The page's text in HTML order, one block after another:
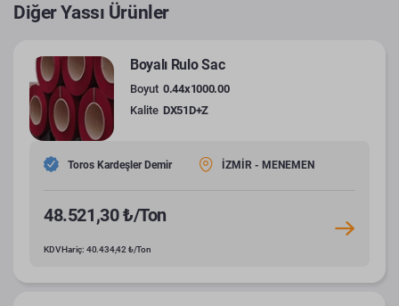
Diğer Yassı Ürünler
Boyalı Rulo Sac
Boyut 0.44x1000.00
Kalite DX51D+Z
Toros Kardeşler Demir İZMİR - MENEMEN
48.521,30 ₺/Ton
KDV Hariç: 40.434,42 ₺/Ton